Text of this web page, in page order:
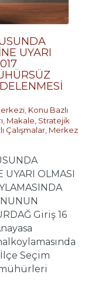
UYARI
Konu Bazlı
Makale Stratejik
Çalışmalar Merkez
UYARI OLMASI
Giriş 16
Seçim